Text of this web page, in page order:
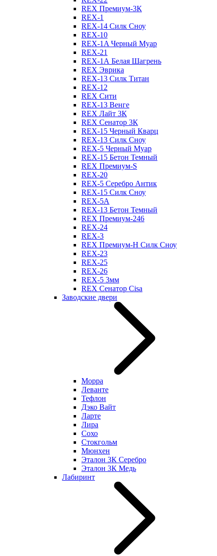
REX Премиум-3К
REX-1
REX-14 Силк Сноу
REX-10
REX-1A Черный Муар
REX-21
REX-1А Белая Шагрень
REX Эврика
REX-13 Силк Титан
REX-12
REX Сити
REX-13 Венге
REX Лайт 3К
REX Сенатор 3К
REX-15 Черный Кварц
REX-13 Силк Сноу
REX-5 Черный Муар
REX-15 Бетон Темный
REX Премиум-S
REX-20
REX-5 Серебро Антик
REX-15 Силк Сноу
REX-5А
REX-13 Бетон Темный
REX Премиум-246
REX-24
REX-3
REX Премиум-Н Силк Сноу
REX-23
REX-25
REX-26
REX-5 3мм
REX Сенатор Cisa
Заводские двери
Морра
Леванте
Тефлон
Дэко Вайт
Ларте
Лира
Сохо
Стокгольм
Мюнхен
Эталон 3К Серебро
Эталон 3К Медь
Лабиринт